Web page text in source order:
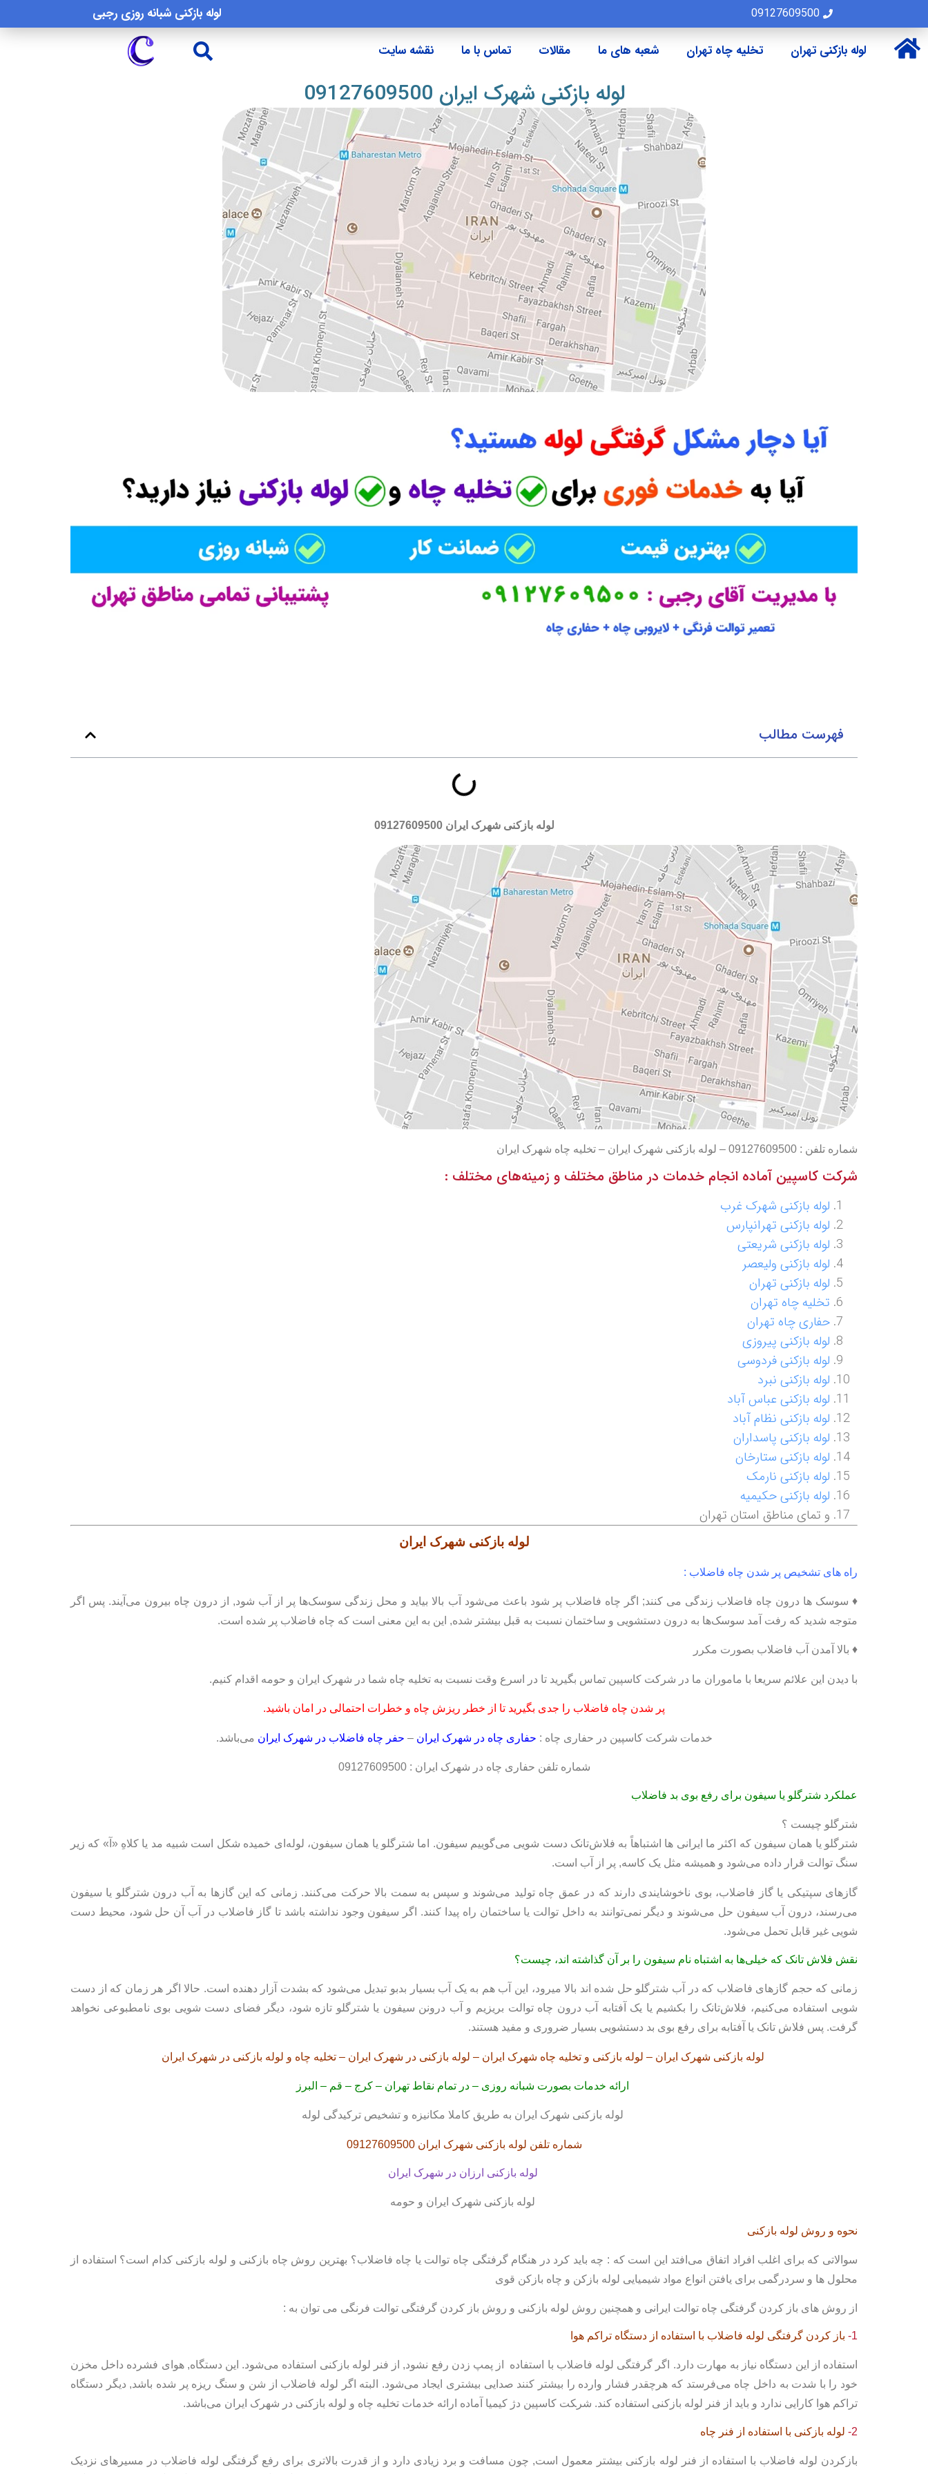
09127609500
لوله بازکنی شبانه روزی رجبی
لوله بازکنی تهران
تخلیه چاه تهران شعبه های ما مقالات تماس با ما نقشه سایت
لوله بازکنی شهرک ایران 09127609500
فهرست مطالب
لوله بازکنی شهرک ایران 09127609500
شماره تلفن : 09127609500 – لوله بازکنی شهرک ایران – تخلیه چاه شهرک ایران
شرکت کاسپین آماده انجام خدمات در مناطق مختلف و زمینه‌های مختلف :
لوله بازکنی شهرک غرب
لوله بازکنی تهرانپارس
لوله بازکنی شریعتی
لوله بازکنی ولیعصر
لوله بازکنی تهران
تخلیه چاه تهران
حفاری چاه تهران
لوله بازکنی پیروزی
لوله بازکنی فردوسی
لوله بازکنی نبرد
لوله بازکنی عباس آباد
لوله بازکنی نظام آباد
لوله بازکنی پاسداران
لوله بازکنی ستارخان
لوله بازکنی نارمک
لوله بازکنی حکیمیه
و تمای مناطق استان تهران
لوله بازکنی شهرک ایران
راه های تشخیص پر شدن چاه فاضلاب :
♦ سوسک ها درون چاه فاضلاب زندگی می کنند; اگر چاه فاضلاب پر شود باعث می‌شود آب بالا بیاید و محل زندگی سوسک‌ها پر از آب شود, از درون چاه بیرون می‌آیند. پس اگر
متوجه شدید که رفت آمد سوسک‌ها به درون دستشویی و ساختمان نسبت به قبل بیشتر شده, این به این معنی است که چاه فاضلاب پر شده است.
♦ بالا آمدن آب فاضلاب بصورت مکرر
با دیدن این علائم سریعا با ماموران ما در شرکت کاسپین تماس بگیرید تا در اسرع وقت نسبت به تخلیه چاه شما در شهرک ایران و حومه اقدام کنیم.
پر شدن چاه فاضلاب را جدی بگیرید تا از خطر ریزش چاه و خطرات احتمالی در امان باشید.
خدمات شرکت کاسپین در حفاری چاه : حفاری چاه در شهرک ایران – حفر چاه فاضلاب در شهرک ایران می‌باشد.
شماره تلفن حفاری چاه در شهرک ایران : 09127609500
عملکرد شترگلو یا سیفون برای رفع بوی بد فاضلاب
شترگلو چیست ؟
شترگلو يا همان سيفون که اکثر ما ایرانی ها اشتباهاً به فلاش‌تانک دست شویی می‌گوییم سيفون. اما شترگلو یا همان سیفون، لوله‌ای خميده شکل است شبيه مد يا کلاهِ «آ» که زير
سنگ توالت قرار داده می‌شود و هميشه مثل يک کاسه, پر از آب است.
گازهای سپتیکی یا گاز فاضلاب، بوی ناخوشايندی دارند که در عمق چاه تولید می‌شوند و سپس به سمت بالا حرکت می‌کنند. زمانی که اين گازها به آب درون شترگلو یا سیفون
می‌رسند، درون آب سیفون حل می‌شوند و ديگر نمی‌توانند به داخل توالت یا ساختمان راه پيدا کنند. اگر سيفون وجود نداشته باشد تا گاز فاضلاب در آب آن حل شود، محيط دست‌
شویی غير قابل تحمل می‌شود.
نقش فلاش‌ تانک که خیلی‌ها به اشتباه نام سيفون را بر آن گذاشته‌ اند، چيست؟
زمانی که حجم گازهای فاضلاب که در آب شترگلو حل شده اند بالا میرود، این آب هم به يک آب بسیار بدبو تبديل می‌شود که بشدت آزار دهنده است. حالا اگر هر زمان که از دست
شویی استفاده می‌کنیم، فلاش‌تانک را بکشیم یا یک آفتابه آب درون چاه توالت بریزیم و آب درونن سيفون یا شترگلو تازه شود، ديگر فضای دست شویی بوی نامطبوعی نخواهد
گرفت. پس فلاش تانک یا آفتابه برای رفع بوی بد دستشویی بسیار ضروری و مفید هستند.
لوله بازکنی شهرک ایران – لوله بازکنی و تخلیه چاه شهرک ایران – لوله بازکنی در شهرک ایران – تخلیه چاه و لوله بازکنی در شهرک ایران
ارائه خدمات بصورت شبانه روزی – در تمام نقاط تهران – کرج – قم – البرز
لوله بازکنی شهرک ایران به طریق کاملا مکانیزه و تشخیص ترکیدگی لوله
شماره تلفن لوله بازکنی شهرک ایران 09127609500
لوله بازکنی ارزان در شهرک ایران
لوله بازکنی شهرک ایران و حومه
نحوه و روش لوله بازکنی
سوالاتی که برای اغلب افراد اتفاق می‌افتد این است که : چه باید کرد در هنگام گرفتگی چاه توالت یا چاه فاضلاب؟ بهترین روش چاه بازکنی و لوله بازکنی کدام است؟ استفاده از
محلول ها و سردرگمی برای یافتن انواع مواد شیمیایی لوله بازکن و چاه بازکن قوی
از روش های باز کردن گرفتگی چاه توالت ایرانی و همچنین روش لوله بازکنی و روش باز کردن گرفتگی توالت فرنگی می توان به :
1- باز کردن گرفتگی لوله فاضلاب با استفاده از دستگاه تراکم هوا
استفاده از این دستگاه نیاز به مهارت دارد. اگر گرفتگی لوله فاضلاب با استفاده از پمپ زدن رفع نشود, از فنر لوله بازکنی استفاده می‌شود. این دستگاه, هوای فشرده داخل مخزن
خود را با شدت به داخل چاه می‌فرستد که هرچقدر فشار وارده را بیشتر کنند صدایی بیشتری ایجاد می‌شود. البته اگر لوله فاضلاب از شن و سنگ ریزه پر شده باشد, دیگر دستگاه
تراکم هوا کارایی ندارد و باید از فنر لوله بازکنی استفاده کند. شر‍‍‍‍‍‍‍‍کت کاسپین دژ کیمیا آماده ارائه خدمات تخلیه چاه و لوله بازکنی در شهرک ایران می‌باشد.
2- لوله بازکنی با استفاده از فنر چاه
بازکردن لوله فاضلاب با استفاده از فنر لوله بازکنی بیشتر معمول است, چون مسافت و برد زیادی دارد و از قدرت بالاتری برای رفع گرفتگی لوله فاضلاب در مسیرهای نزدیک